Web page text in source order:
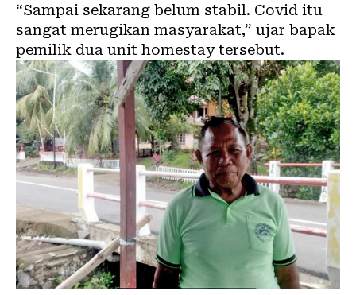
“Sampai sekarang belum stabil. Covid itu
sangat merugikan masyarakat,” ujar bapak
pemilik dua unit homestay tersebut.